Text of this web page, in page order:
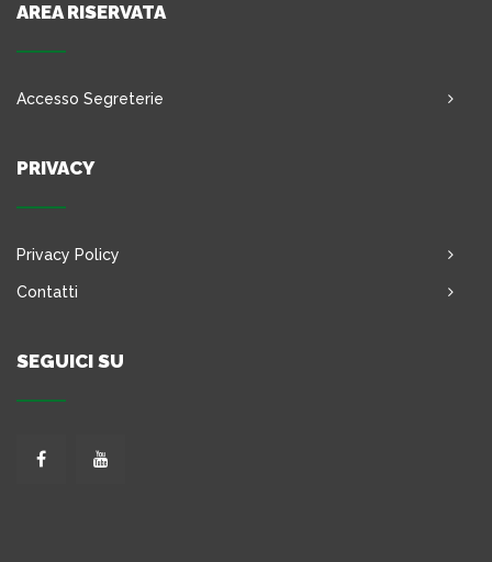
AREA RISERVATA
Accesso Segreterie
PRIVACY
Privacy Policy
Contatti
SEGUICI SU